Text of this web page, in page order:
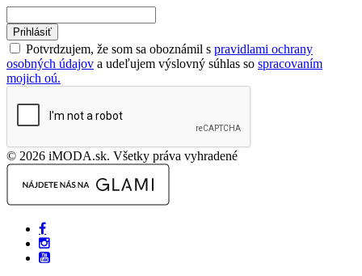
Prihlásiť
Potvrdzujem, že som sa oboznámil s pravidlami ochrany
osobných údajov a udeľujem výslovný súhlas so spracovaním
mojich oú.
© 2026 iMODA.sk. Všetky práva vyhradené